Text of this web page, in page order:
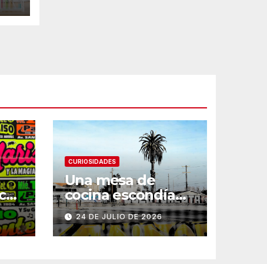
CURIOSIDADES
Una mesa de
cocina escondía
un tesoro familiar
de 300 años
24 DE JULIO DE 2026